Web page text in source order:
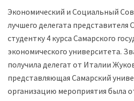
Экономический и Социальный
лучшего делегата
студентку 4 курса Самарского
экономического университета.
получила делегат от Италии
представляющая Самарский
организацию мероприятия была